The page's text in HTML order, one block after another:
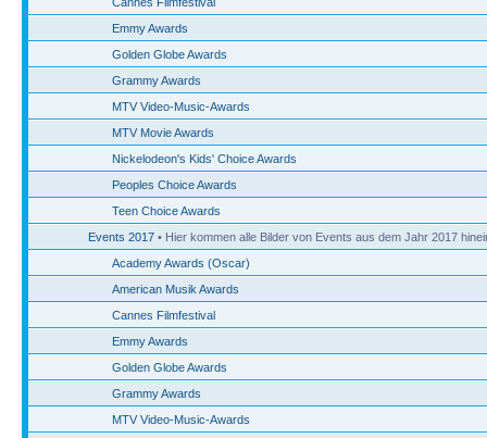
Emmy Awards
Golden Globe Awards
Grammy Awards
MTV Video-Music-Awards
MTV Movie Awards
Nickelodeon's Kids' Choice Awards
Peoples Choice Awards
Teen Choice Awards
Events 2017 • Hier kommen alle Bilder von Events aus dem Jahr 2017
Academy Awards (Oscar)
American Musik Awards
Cannes Filmfestival
Emmy Awards
Golden Globe Awards
Grammy Awards
MTV Video-Music-Awards